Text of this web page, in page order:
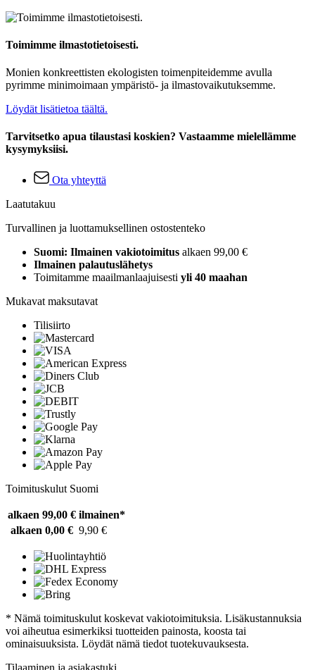
Toimimme ilmastotietoisesti.
Monien konkreettisten ekologisten toimenpiteidemme avulla
pyrimme minimoimaan ympäristö- ja ilmastovaikutuksemme.
Löydät lisätietoa täältä.
Tarvitsetko apua tilaustasi koskien? Vastaamme mielellämme
kysymyksiisi.
Ota yhteyttä
Laatutakuu
Turvallinen ja luottamuksellinen ostostenteko
Suomi: Ilmainen vakiotoimitus alkaen 99,00 €
Ilmainen palautuslähetys
Toimitamme maailmanlaajuisesti yli 40 maahan
Mukavat maksutavat
Tilisiirto
Toimituskulut Suomi
alkaen 99,00 € ilmainen*
alkaen 0,00 € 9,90 €
* Nämä toimituskulut koskevat vakiotoimituksia. Lisäkustannuksia
voi aiheutua esimerkiksi tuotteiden painosta, koosta tai
ominaisuuksista. Löydät nämä tiedot tuotekuvauksesta.
Tilaaminen ja asiakastuki